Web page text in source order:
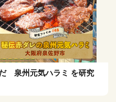
泉州元気ハラミ を研究